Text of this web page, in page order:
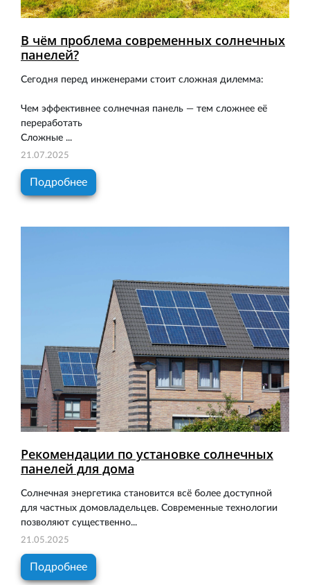
В чём проблема современных солнечных
панелей?
Сегодня перед инженерами стоит сложная дилемма:
Чем эффективнее солнечная панель — тем сложнее её
переработать
Сложные ...
21.07.2025
Подробнее
Рекомендации по установке солнечных
панелей для дома
Солнечная энергетика становится всё более доступной
для частных домовладельцев. Современные технологии
позволяют существенно...
21.05.2025
Подробнее